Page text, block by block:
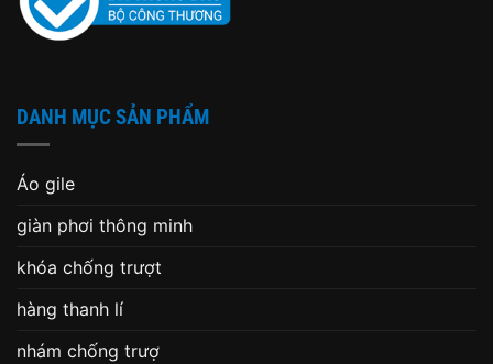
DANH MỤC SẢN PHẨM
Áo gile
giàn phơi thông minh
khóa chống trượt
hàng thanh lí
nhám chống trượ